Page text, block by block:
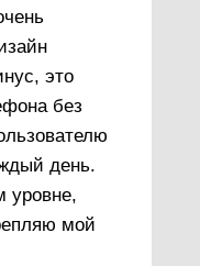
это
без
день.
уровне,
мой